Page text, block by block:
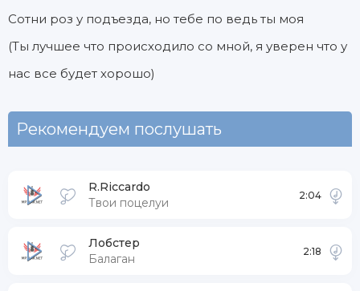
Сотни роз у подъезда, но тебе по ведь ты моя
(Ты лучшее что происходило со мной, я уверен что у
нас все будет хорошо)
Рекомендуем послушать
R.Riccardo
Твои поцелуи
2:04
Лобстер
Балаган
2:18